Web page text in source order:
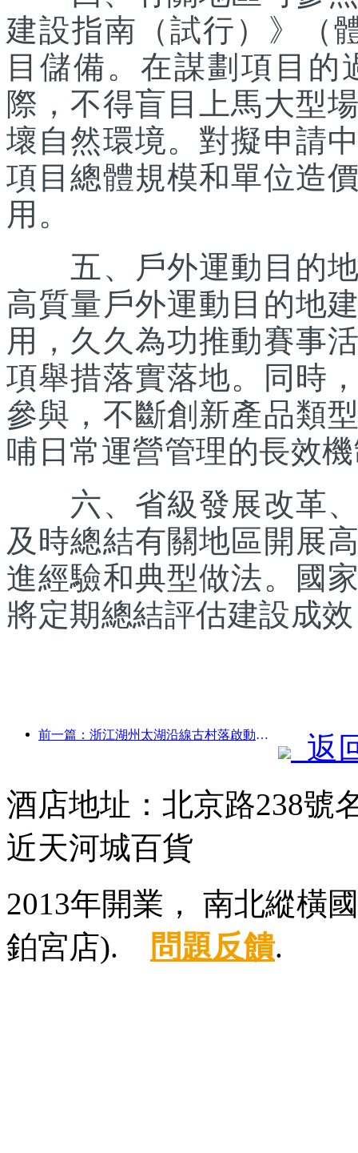
建設指南（試行）》（
目儲備。在謀劃項目
際，不得盲目上馬大型
壞自然環境。對擬申請
項目總體規模和單位造
用。
五、戶外運動目的地
高質量戶外運動目的地
用，久久為功推動賽事
項舉措落實落地。同時
參與，不斷創新產品類
哺日常運營管理的長效
六、省級發展改革、
及時總結有關地區開展
進經驗和典型做法。國
將定期總結評估建設成
前一篇：浙江湖州太湖沿線古村落啟動改造提升，投資近10億元
返
酒店地址：北京路238號
近天河城百貨
2013年開業， 南北縱橫
鉑宮店).
問題反饋.